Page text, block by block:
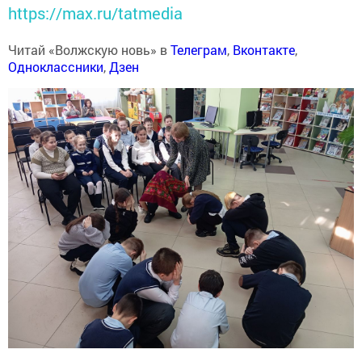
https://max.ru/tatmedia
Читай «Волжскую новь» вТелеграм, Вконтакте,
Одноклассники,Дзен